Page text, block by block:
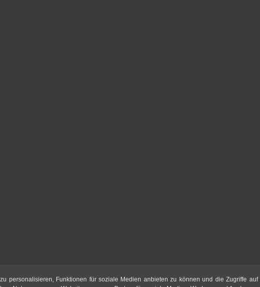
personalisieren, Funktionen für soziale Medien anbieten zu können und die Zugriffe auf